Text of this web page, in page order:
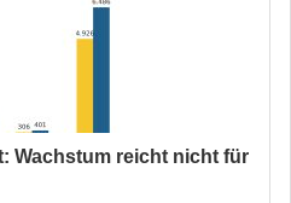
Wachstum reicht nicht für